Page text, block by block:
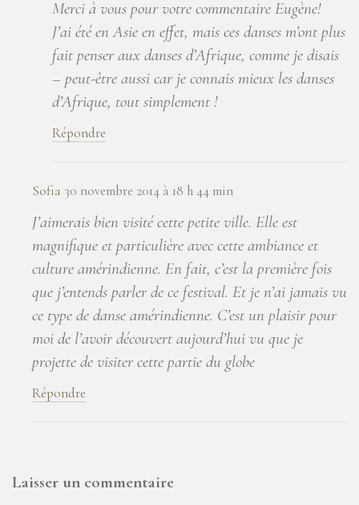
Merci à vous pour votre commentaire Eugène!
J’ai été en Asie en effet, mais ces danses m’ont plus
fait penser aux danses d’Afrique, comme je disais
– peut-être aussi car je connais mieux les danses
d’Afrique, tout simplement !
Répondre
Sofia 30 novembre 2014 à 18 h 44 min
J’aimerais bien visité cette petite ville. Elle est
magnifique et particulière avec cette ambiance et
culture amérindienne. En fait, c’est la première fois
que j’entends parler de ce festival. Et je n’ai jamais vu
ce type de danse amérindienne. C’est un plaisir pour
moi de l’avoir découvert aujourd’hui vu que je
projette de visiter cette partie du globe
Répondre
Laisser un commentaire